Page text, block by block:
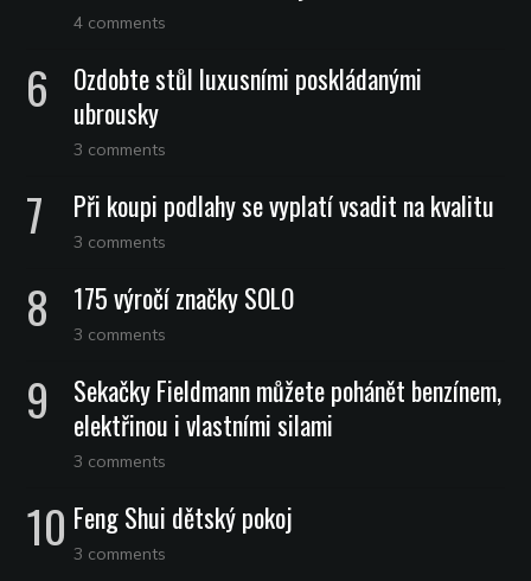
4 comments
Ozdobte stůl luxusními poskládanými
ubrousky
3 comments
Při koupi podlahy se vyplatí vsadit na kvalitu
3 comments
175 výročí značky SOLO
3 comments
Sekačky Fieldmann můžete pohánět benzínem,
elektřinou i vlastními silami
3 comments
Feng Shui dětský pokoj
3 comments